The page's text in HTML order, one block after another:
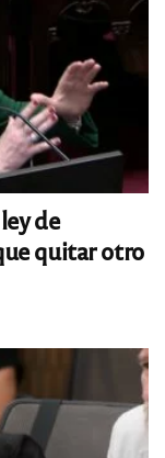
de
quitar otro